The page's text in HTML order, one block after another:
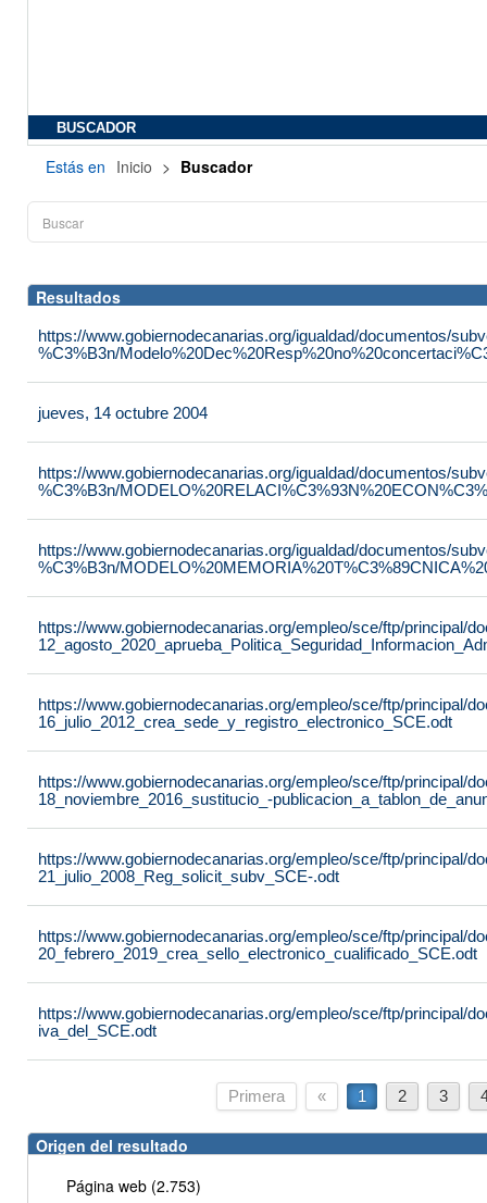
BUSCADOR
Estás en Inicio > Buscador
Resultados
https://www.gobiernodecanarias.org/igualdad/documentos/
%C3%B3n/
jueves, 14 octubre 2004
https://www.gobiernodecanarias.org/igualdad/documentos/
%C3%B3n/
https://www.gobiernodecanarias.org/igualdad/documentos/
%C3%B3n/
https://www.gobiernodecanarias.org/empleo/sce/ftp/principal/
https://www.gobiernodecanarias.org/empleo/sce/ftp/principal/
16_julio_2012_crea_sede_y_registro_electronico_SCE.odt
https://www.gobiernodecanarias.org/empleo/sce/ftp/principal/
18_noviembre_2016_sustitucio_-
https://www.gobiernodecanarias.org/empleo/sce/ftp/principal/
21_julio_2008_Reg_solicit_subv_SCE-.odt
https://www.gobiernodecanarias.org/empleo/sce/ftp/principal/
20_febrero_2019_crea_sello_electronico_cualificado_SCE.odt
https://www.gobiernodecanarias.org/empleo/sce/ftp/principal/
iva_del_SCE.odt
Primera « 1 2 3
Origen del resultado
Página web (2.753)